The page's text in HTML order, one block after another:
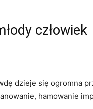
człowiek
dzieje się ogromna
hamowanie